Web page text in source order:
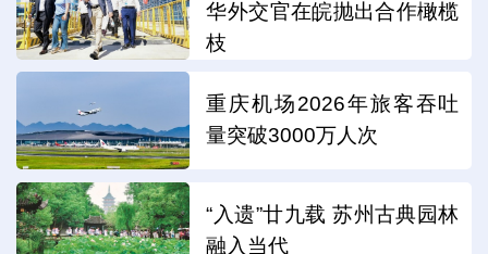
华外交官在皖抛出合作橄榄
枝
重庆机场2026年旅客吞吐
量突破3000万人次
“入遗”廿九载 苏州古典园林
融入当代